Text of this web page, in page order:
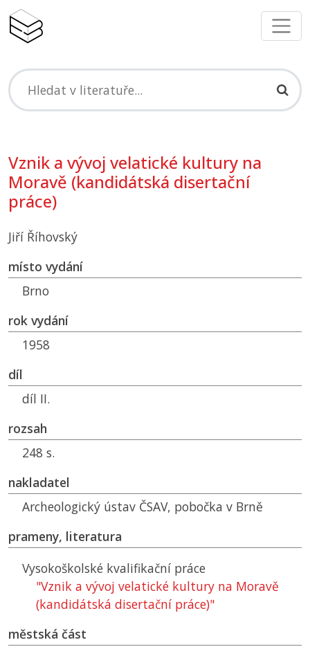
Vznik a vývoj velatické kultury na
Moravě (kandidátská disertační
práce)
Jiří Říhovský
místo vydání
Brno
rok vydání
1958
díl
díl II.
rozsah
248 s.
nakladatel
Archeologický ústav ČSAV, pobočka v Brně
prameny, literatura
Vysokoškolské kvalifikační práce
"Vznik a vývoj velatické kultury na Moravě
(kandidátská disertační práce)"
městská část